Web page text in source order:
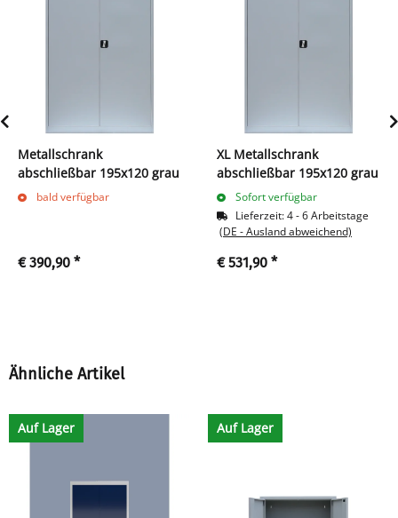
Metallschrank
abschließbar 195x120 grau
bald verfügbar
€ 390,90 *
XL Metallschrank
abschließbar 195x120 grau
Sofort verfügbar
Lieferzeit:4 - 6 Arbeitstage
(DE - Ausland abweichend)
€ 531,90 *
Ähnliche Artikel
Auf Lager Auf Lager